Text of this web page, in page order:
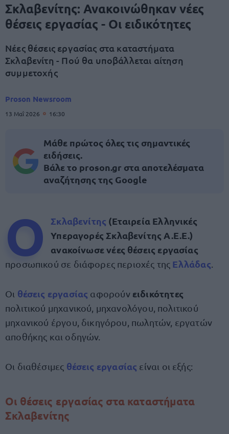
Σκλαβενίτης: Ανακοινώθηκαν νέες
θέσεις εργασίας - Οι ειδικότητες
Νέες θέσεις εργασίας στα καταστήματα
Σκλαβενίτη - Πού θα υποβάλλεται αίτηση
συμμετοχής
Proson Newsroom
13 Μαΐ 2026 16:30
Μάθε πρώτος όλες τις σημαντικές
ειδήσεις.
Βάλε το proson.gr στα αποτελέσματα
αναζήτησης της Google
Ο Σκλαβενίτης (Εταιρεία Ελληνικές
Υπεραγορές Σκλαβενίτης Α.Ε.Ε.)
ανακοίνωσε νέες θέσεις εργασίας
προσωπικού σε διάφορες περιοχές της Ελλάδας
Οι θέσεις εργασίας αφορούν ειδικότητες
πολιτικού μηχανικού, μηχανολόγου, πολιτικού
μηχανικού έργου, δικηγόρου, πωλητών, εργατών
αποθήκης και οδηγών.
Οι διαθέσιμες θέσεις εργασίας είναι οι εξής:
Οι θέσεις εργασίας στα καταστήματα
Σκλαβενίτης